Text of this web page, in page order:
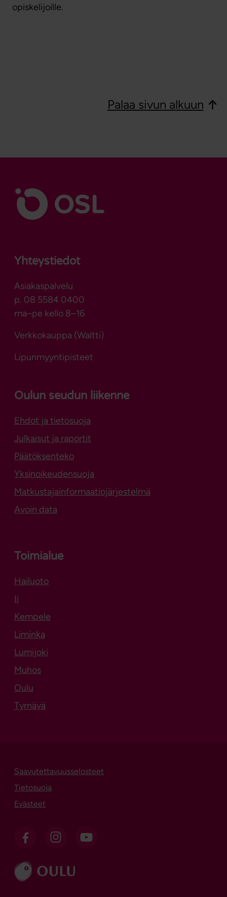
opiskelijoille.
Palaa sivun alkuun
Yhteystiedot
Asiakaspalvelu
p. 08 5584 0400
ma–pe kello 8–16
Verkkokauppa (Waltti)
Lipunmyyntipisteet
Oulun seudun liikenne
Ehdot ja tietosuoja
Julkaisut ja raportit
Päätöksenteko
Yksinoikeudensuoja
Matkustajainformaatiojärjestelmä
Avoin data
Toimialue
Hailuoto
Ii
Kempele
Liminka
Lumijoki
Muhos
Oulu
Tyrnävä
Saavutettavuusselosteet
Tietosuoja
Evästeet
OSL sosiaalisessa mediassa
OSL FacebookissaOSL Instagramissa
Siirry sivustolle ouka.fi